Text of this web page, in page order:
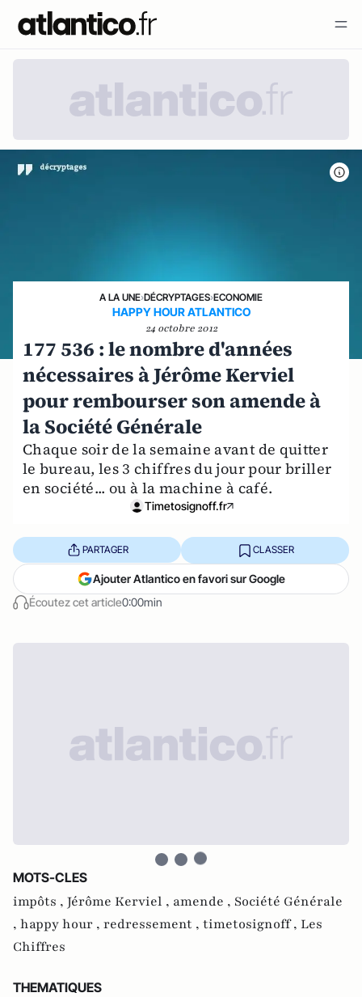
A LA UNE›DÉCRYPTAGES›ECONOMIE
HAPPY HOUR ATLANTICO
24 octobre 2012
177 536 : le nombre d'années
nécessaires à Jérôme Kerviel
pour rembourser son amende à
la Société Générale
Chaque soir de la semaine avant de quitter
le bureau, les 3 chiffres du jour pour briller
en société... ou à la machine à café.
Timetosignoff.fr
Écoutez cet article0:00min
PARTAGER CLASSER
Ajouter Atlantico en favori sur Google
MOTS-CLES
impôts , Jérôme Kerviel , amende , Société Générale
, happy hour , redressement , timetosignoff , Les
Chiffres
THEMATIQUES